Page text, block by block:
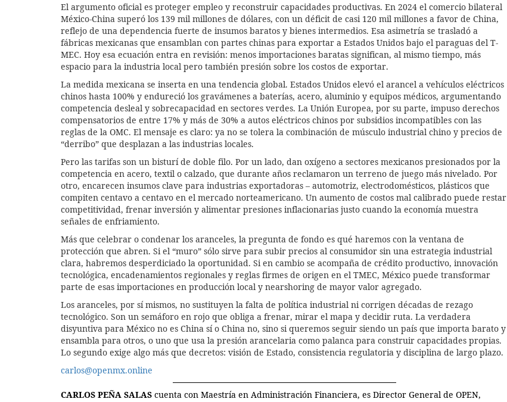
El argumento oficial es proteger empleo y reconstruir capacidades productivas. En 2024 el comercio bilateral
México-China superó los 139 mil millones de dólares, con un déficit de casi 120 mil millones a favor de China,
reflejo de una dependencia fuerte de insumos baratos y bienes intermedios. Esa asimetría se trasladó a
fábricas mexicanas que ensamblan con partes chinas para exportar a Estados Unidos bajo el paraguas del T-
MEC. Hoy esa ecuación entra en revisión: menos importaciones baratas significan, al mismo tiempo, más
espacio para la industria local pero también presión sobre los costos de exportar.
La medida mexicana se inserta en una tendencia global. Estados Unidos elevó el arancel a vehículos eléctricos
chinos hasta 100% y endureció los gravámenes a baterías, acero, aluminio y equipos médicos, argumentando
competencia desleal y sobrecapacidad en sectores verdes. La Unión Europea, por su parte, impuso derechos
compensatorios de entre 17% y más de 30% a autos eléctricos chinos por subsidios incompatibles con las
reglas de la OMC. El mensaje es claro: ya no se tolera la combinación de músculo industrial chino y precios de
“derribo” que desplazan a las industrias locales.
Pero las tarifas son un bisturí de doble filo. Por un lado, dan oxígeno a sectores mexicanos presionados por la
competencia en acero, textil o calzado, que durante años reclamaron un terreno de juego más nivelado. Por
otro, encarecen insumos clave para industrias exportadoras – automotriz, electrodomésticos, plásticos que
compiten centavo a centavo en el mercado norteamericano. Un aumento de costos mal calibrado puede restar
competitividad, frenar inversión y alimentar presiones inflacionarias justo cuando la economía muestra
señales de enfriamiento.
Más que celebrar o condenar los aranceles, la pregunta de fondo es qué haremos con la ventana de
protección que abren. Si el “muro” sólo sirve para subir precios al consumidor sin una estrategia industrial
clara, habremos desperdiciado la oportunidad. Si en cambio se acompaña de crédito productivo, innovación
tecnológica, encadenamientos regionales y reglas firmes de origen en el TMEC, México puede transformar
parte de esas importaciones en producción local y nearshoring de mayor valor agregado.
Los aranceles, por sí mismos, no sustituyen la falta de política industrial ni corrigen décadas de rezago
tecnológico. Son un semáforo en rojo que obliga a frenar, mirar el mapa y decidir ruta. La verdadera
disyuntiva para México no es China sí o China no, sino si queremos seguir siendo un país que importa barato y
ensambla para otros, o uno que usa la presión arancelaria como palanca para construir capacidades propias.
Lo segundo exige algo más que decretos: visión de Estado, consistencia regulatoria y disciplina de largo plazo.
carlos@openmx.online
CARLOS PEÑA SALAS cuenta con Maestría en Administración Financiera, es Director General de OPEN,